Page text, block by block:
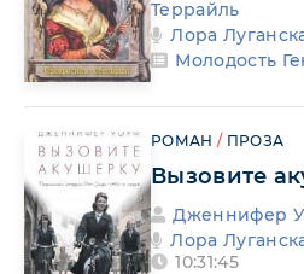
Террайль
Лора
Молодость
РОМАН / ПРОЗА
Вызовите
Дженнифер
Лора
10:31:45